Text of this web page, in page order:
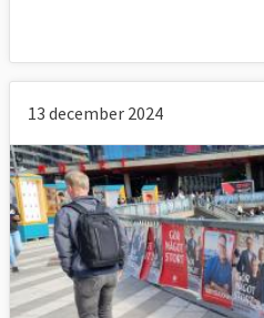
Socialdemokraterna
Moderaterna
Sverigedemokraterna
Miljöpartiet
13 december 2024